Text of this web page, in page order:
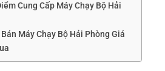
Cung Cấp Máy Chạy Bộ Hải
Máy Chạy Bộ Hải Phòng Giá